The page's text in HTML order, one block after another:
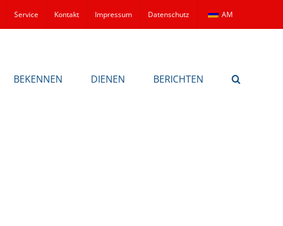
Service Kontakt Impressum Datenschutz AM
BEKENNEN DIENEN BERICHTEN